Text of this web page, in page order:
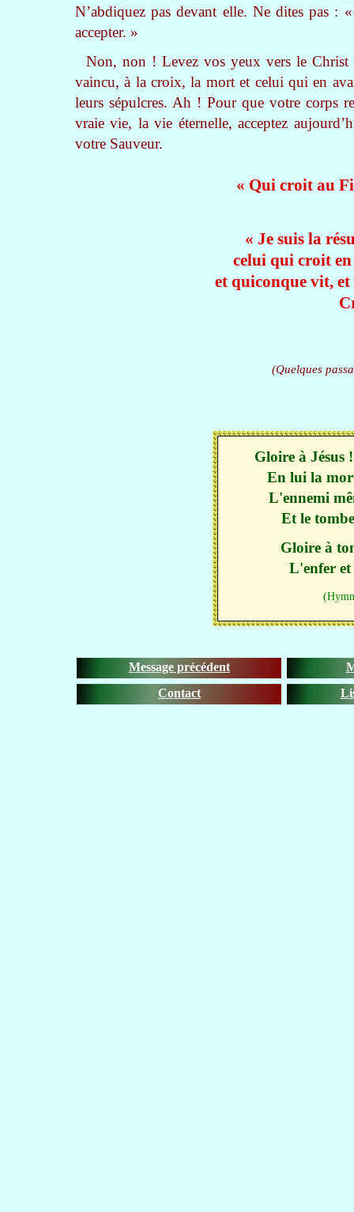
N’abdiquez pas devant elle. Ne dites pas :
accepter. »
Non, non ! Levez vos yeux vers le Christ
vaincu, à la croix, la mort et celui qui en
leurs sépulcres. Ah ! Pour que votre corps
vraie vie, la vie éternelle, acceptez
votre Sauveur.
« Qui croit au
« Je suis la
celui qui croit
et quiconque vit,
(Quelques
Gloire à Jésus
En lui la
L'ennemi
Et le
Gloire à
L'enfer
Message précédent
Contact